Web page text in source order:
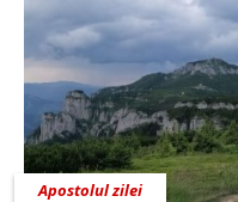
Apostolul zilei